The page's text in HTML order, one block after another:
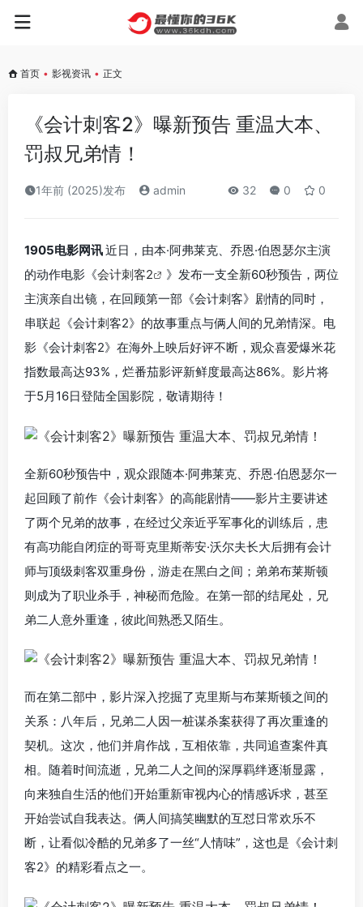
首页 • 影视资讯 • 正文
《会计刺客2》曝新预告 重温大本、
罚叔兄弟情！
1年前 (2025)发布 admin 32 0 0
1905电影网讯近日，由本·阿弗莱克、乔恩·伯恩瑟尔主演
的动作电影《会计刺客2
》发布一支全新60秒预告，两位
主演亲自出镜，在回顾第一部《会计刺客》剧情的同时，
串联起《会计刺客2》的故事重点与俩人间的兄弟情深。电
影《会计刺客2》在海外上映后好评不断，观众喜爱爆米花
指数最高达93%，烂番茄影评新鲜度最高达86%。影片将
于5月16日登陆全国影院，敬请期待！
全新60秒预告中，观众跟随本·阿弗莱克、乔恩·伯恩瑟尔一
起回顾了前作《会计刺客》的高能剧情——影片主要讲述
了两个兄弟的故事，在经过父亲近乎军事化的训练后，患
有高功能自闭症的哥哥克里斯蒂安·沃尔夫长大后拥有会计
师与顶级刺客双重身份，游走在黑白之间；弟弟布莱斯顿
则成为了职业杀手，神秘而危险。在第一部的结尾处，兄
弟二人意外重逢，彼此间熟悉又陌生。
而在第二部中，影片深入挖掘了克里斯与布莱斯顿之间的
关系：八年后，兄弟二人因一桩谋杀案获得了再次重逢的
契机。这次，他们并肩作战，互相依靠，共同追查案件真
相。随着时间流逝，兄弟二人之间的深厚羁绊逐渐显露，
向来独自生活的他们开始重新审视内心的情感诉求，甚至
开始尝试自我表达。俩人间搞笑幽默的互怼日常欢乐不
断，让看似冷酷的兄弟多了一丝“人情味”，这也是《会计刺
客2》的精彩看点之一。